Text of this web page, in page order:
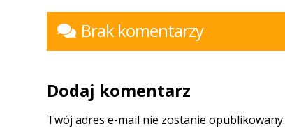
Brak komentarzy
Dodaj komentarz
Twój adres e-mail nie zostanie opublikowany.